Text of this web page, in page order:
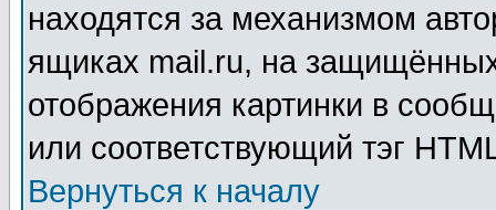
находятся за механизмом
ящиках mail.ru, на
отображения картинки в
или соответствующий тэг
Вернуться к началу